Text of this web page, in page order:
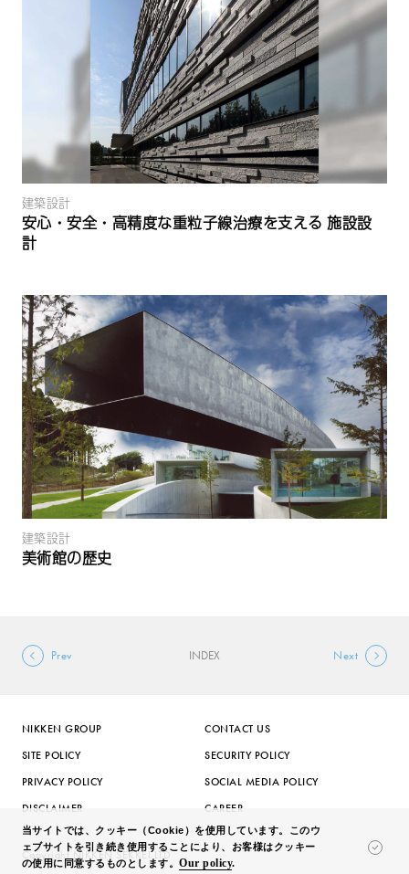
建築設計
安心・安全・高精度な重粒子線治療を支える 施設設
計
建築設計
美術館の歴史
Prev INDEX Next
NIKKEN GROUP
CONTACT US
SITE POLICY
SECURITY POLICY
PRIVACY POLICY
SOCIAL MEDIA POLICY
DISCLAIMER
CAREER
Copyright NIKKEN SEKKEI LTD
当サイトでは、クッキー（Cookie）を使用しています。このウ
ェブサイトを引き続き使用することにより、お客様はクッキー
の使用に同意するものとします。Our policy.